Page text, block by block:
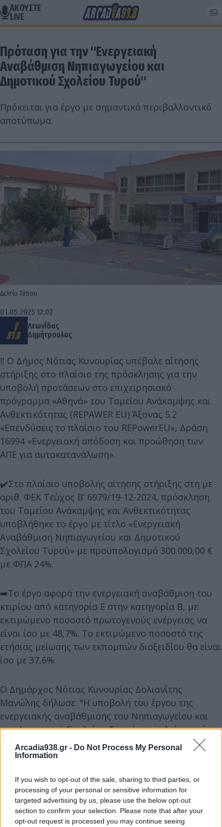
Arcadia938.gr - Do Not Process My Personal
Information
If you wish to opt-out of the sale, sharing to third parties, or
processing of your personal or sensitive information for
targeted advertising by us, please use the below opt-out
section to confirm your selection. Please note that after your
opt-out request is processed you may continue seeing
ΑΚΟΥΣΤΕ
LIVE
Πρόταση για την "Ενεργειακή
Αναβάθμιση Νηπιαγωγείου και
Δημοτικού Σχολείου Τυρού"
Πρόκειται για έργο με σημαντικό περιβαλλοντικό
αποτύπωμα.
Δελτίο Τύπου
Λεωνίδας
Δημήτρουλας
01.05.2025 12:02
‼️ Ο Δήμος Νότιας Κυνουρίας υπέβαλε αίτησης
στήριξης στο πλαίσιο της πρόσκλησης για την
υποβολή προτάσεων στο επιχειρησιακό
πρόγραμμα «Αθηνά» του Ταμείου Ανάκαμψης και
Ανθεκτικότητας (REPAWER EU) Άξονας 5.2
«Επενδύσεις το πλαίσιο του REPowerEU», Δράση
16994 «Ενεργειακή απόδοση και προώθηση των
ΑΠΕ για αυτοκατανάλωση».
✔️Στο πλαίσιο υποβολής αίτησης στήριξης στη με
αριθ. ΦΕΚ Τεύχος Β’ 6979/19-12-2024, πρόσκληση
του Ταμείου Ανάκαμψης και Ανθεκτικότητας
υποβλήθηκε το έργο με τίτλο «Ενεργειακή
Αναβάθμιση Νηπιαγωγείου και Δημοτικού
Σχολείου Τυρού» με προϋπολογισμό 300.000,00 €
με ΦΠΑ 24%.
➡️Το έργο αφορά την ενεργειακή αναβάθμιση του
κτιρίου από κατηγορία Ε στην κατηγορία Β, με
εκτιμώμενο ποσοστό πρωτογενούς ενέργειας να
είναι ίσο με 48,7%. Το εκτιμώμενο ποσοστό της
ετήσιας μείωσης των εκπομπών διοξειδίου θα είναι
ίσο με 37,6%.
Ο Δημάρχος Νότιας Κυνουρίας Δολιανίτης
Μανώλης δήλωσε: "Η υποβολή του έργου της
ενεργειακής αναβάθμισης του Νηπιαγωγείου και
του Δημοτικού Σχολείου Τυρού αποτελεί καρπό
μεθοδικής και στοχευμένης δουλειάς, στο πλαίσιο
του στρατηγικού μας σχεδιασμού για την ενίσχυση
υποδομών.